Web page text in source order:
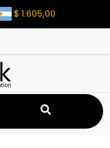
$ 1.605,00